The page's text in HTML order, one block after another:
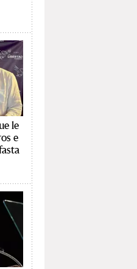
le
e